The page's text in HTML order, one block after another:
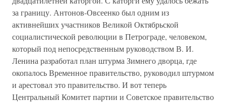
за границу. Антонов-Овсеенко был одним из
активнейших участников Великой Октябрьской
социалистической революции в Петрограде, человеком,
который под непосредственным руководством В. И.
Ленина разработал план штурма Зимнего дворца, где
окопалось Временное правительство, руководил штурмом
и арестовал это правительство. И вот теперь
Центральный Комитет партии и Советское правительство